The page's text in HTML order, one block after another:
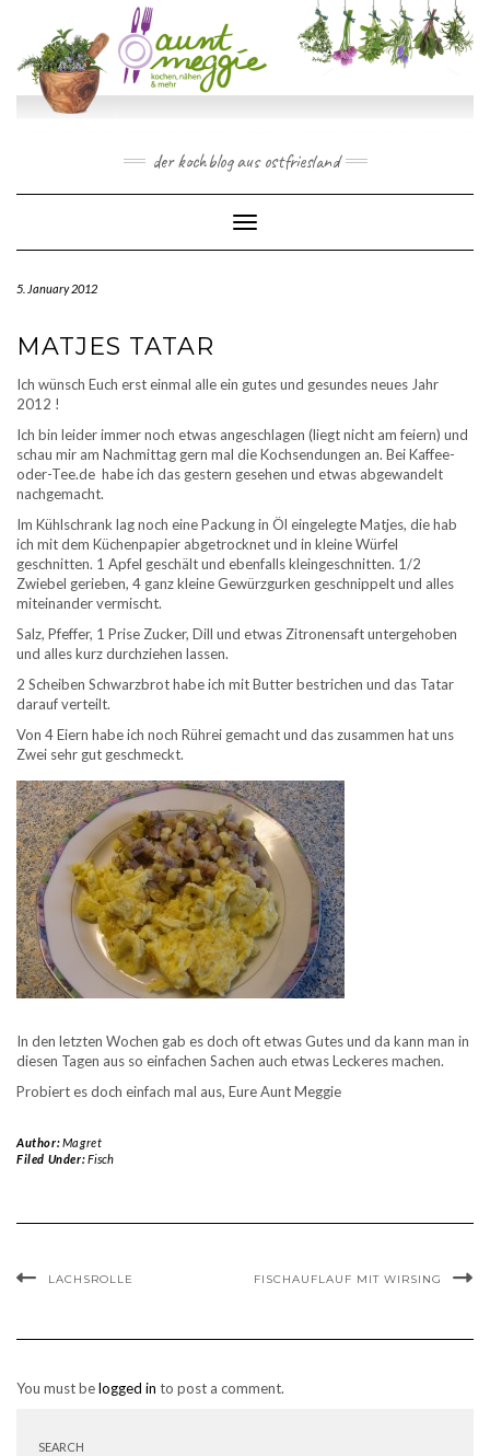
content
der kochblog aus ostfriesland
Toggle Navigation
5. January 2012
MATJES TATAR
Ich wünsch Euch erst einmal alle ein gutes und gesundes neues Jahr
2012 !
Ich bin leider immer noch etwas angeschlagen (liegt nicht am feiern) und
schau mir am Nachmittag gern mal die Kochsendungen an. Bei Kaffee-
oder-Tee.de habe ich das gestern gesehen und etwas abgewandelt
nachgemacht.
Im Kühlschrank lag noch eine Packung in Öl eingelegte Matjes, die hab
ich mit dem Küchenpapier abgetrocknet und in kleine Würfel
geschnitten. 1 Apfel geschält und ebenfalls kleingeschnitten. 1/2
Zwiebel gerieben, 4 ganz kleine Gewürzgurken geschnippelt und alles
miteinander vermischt.
Salz, Pfeffer, 1 Prise Zucker, Dill und etwas Zitronensaft untergehoben
und alles kurz durchziehen lassen.
2 Scheiben Schwarzbrot habe ich mit Butter bestrichen und das Tatar
darauf verteilt.
Von 4 Eiern habe ich noch Rührei gemacht und das zusammen hat uns
Zwei sehr gut geschmeckt.
In den letzten Wochen gab es doch oft etwas Gutes und da kann man in
diesen Tagen aus so einfachen Sachen auch etwas Leckeres machen.
Probiert es doch einfach mal aus, Eure Aunt Meggie
Author:Magret
Filed Under:Fisch
LACHSROLLE FISCHAUFLAUF MIT WIRSING
You must belogged in to post a comment.
SEARCH